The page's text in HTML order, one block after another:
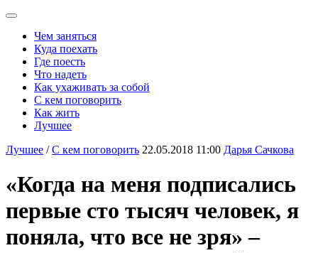
Чем заняться
Куда поехать
Где поесть
Что надеть
Как ухаживать за собой
С кем поговорить
Как жить
Лучшее
Лучшее /С кем поговорить 22.05.2018 11:00 Дарья Сачкова
«Когда на меня подписались
первые сто тысяч человек, я
поняла, что все не зря» –